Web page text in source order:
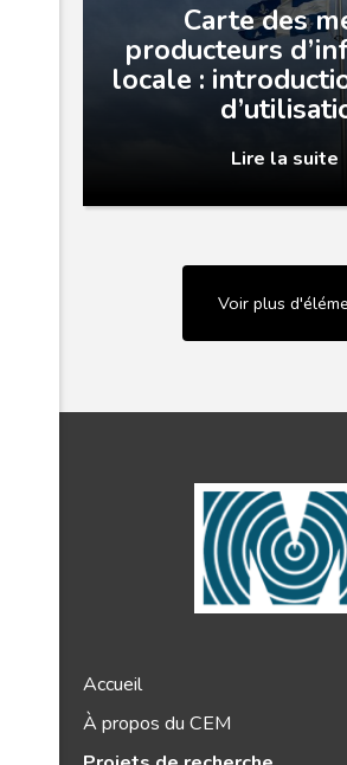
Carte des
producteurs
locale :
Lire la suite
Voir plus
Accueil
À propos du CEM